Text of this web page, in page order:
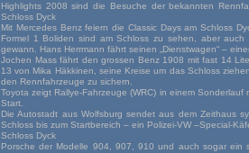
Highlights 2008 sind die Besuche der bekannten
Schloss Dyck
Mit Mercedes Benz feiern die Classic Days am Schloss
Formel 1 Boliden sind am Schloss zu sehen, aber
gewann. Hans Herrmann fährt seinen „Dienstwagen“ –
Jochen Mass fährt den grossen Benz 1908 mit fast 14
13 von Mika Häkkinen, seine Kreise um das Schloss
den Rennfahrzeuge zu sichern.
Toyota zeigt Rallye-Fahrzeuge (WRC) in einem
Start.
Die Autostadt aus Wolfsburg sendet aus dem Zeithaus
Schloss bis zum Startbereich – ein Polizei-VW –Special-
Schloss Dyck
Porsche der Modelle 904, 907, 910 und auch sogar ein